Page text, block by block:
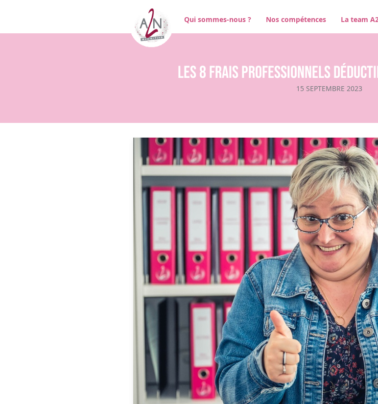
Qui sommes-nous ? Nos compétences La team
Les 8 frais professionnels
15 SEPTEMBRE 2023